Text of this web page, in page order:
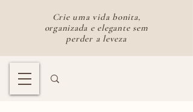
Crie uma vida bonita,
organizada e elegante sem
perder a leveza